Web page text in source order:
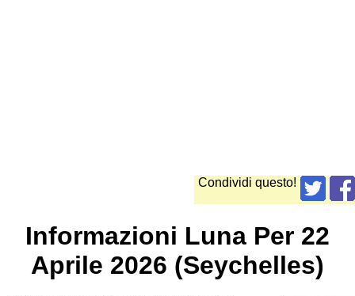
Condividi questo!
Informazioni Luna Per 22
Aprile 2026 (Seychelles)